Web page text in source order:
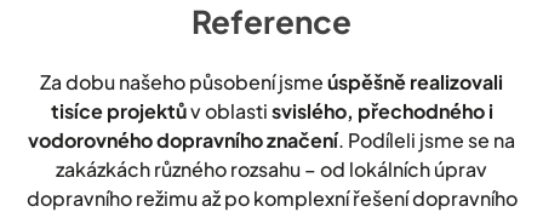
Reference
Za dobu našeho působení jsmeúspěšně realizovali
tisíce projektův oblastisvislého, přechodného i
vodorovného dopravního značení. Podíleli jsme se na
zakázkách různého rozsahu – od lokálních úprav
dopravního režimu až po komplexní řešení dopravního